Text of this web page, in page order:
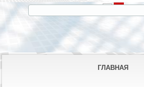
ГЛАВНАЯ